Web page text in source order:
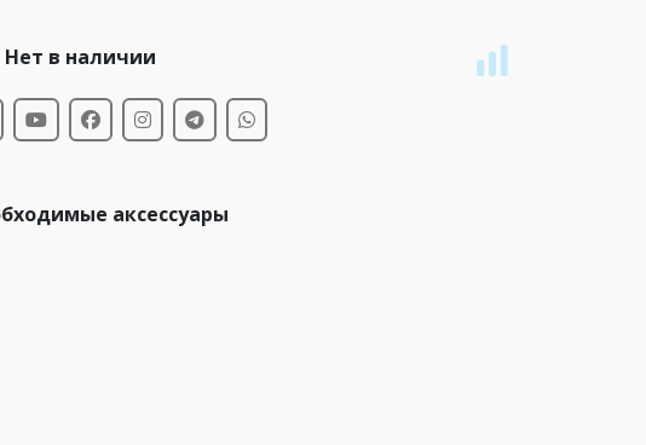
Нет в наличии
аксессуары